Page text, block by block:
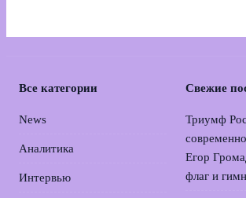
Все категории
News
Аналитика
Интервью
Свежие
Триумф
Егор
флаг и гимн